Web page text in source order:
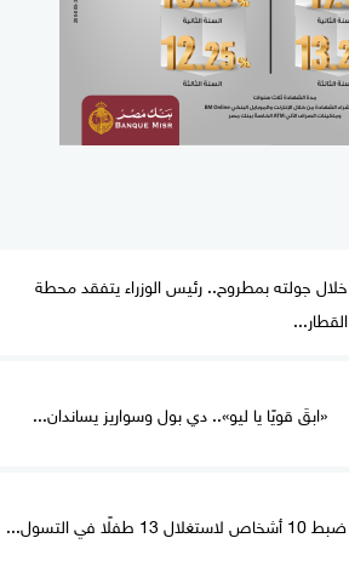
خلال جولته بمطروح.. رئيس الوزراء يتفقد محطة
القطار...
«ابقَ قويًا يا ليو».. دي بول وسواريز يساندان...
ضبط 10 أشخاص لاستغلال 13 طفلًا في التسول...